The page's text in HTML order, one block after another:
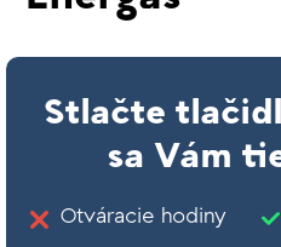
Stlačte
sa Vám
Otváracie hodiny